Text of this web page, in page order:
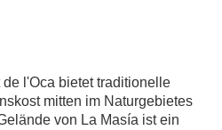
de l'Oca bietet traditionelle
mitten im Naturgebietes
von La Masía ist ein